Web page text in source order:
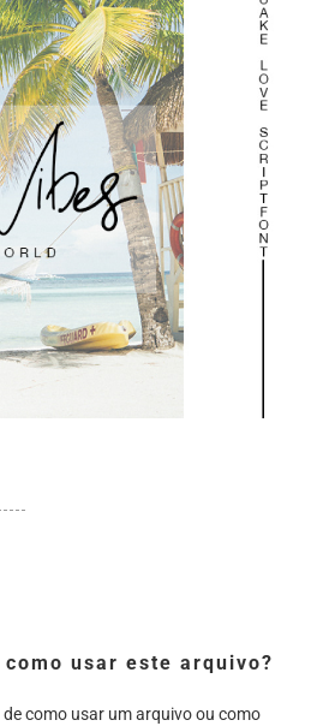
como usar este arquivo?
de como usar um arquivo ou como